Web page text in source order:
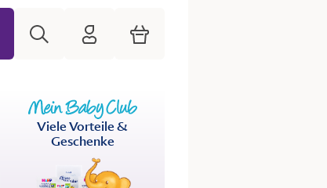
HiPP Mein Babyclub
Warenkorb
Viele Vorteile &
Geschenke